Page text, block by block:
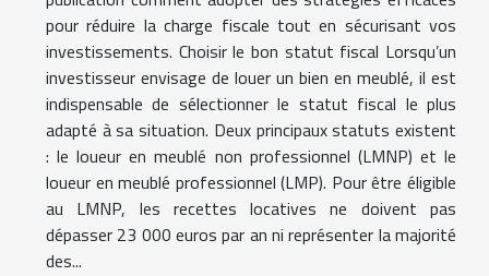
pour réduire la charge fiscale tout en sécurisant vos
investissements. Choisir le bon statut fiscal Lorsqu’un
investisseur envisage de louer un bien en meublé, il est
indispensable de sélectionner le statut fiscal le plus
adapté à sa situation. Deux principaux statuts existent
: le loueur en meublé non professionnel (LMNP) et le
loueur en meublé professionnel (LMP). Pour être éligible
au LMNP, les recettes locatives ne doivent pas
dépasser 23 000 euros par an ni représenter la majorité
des...